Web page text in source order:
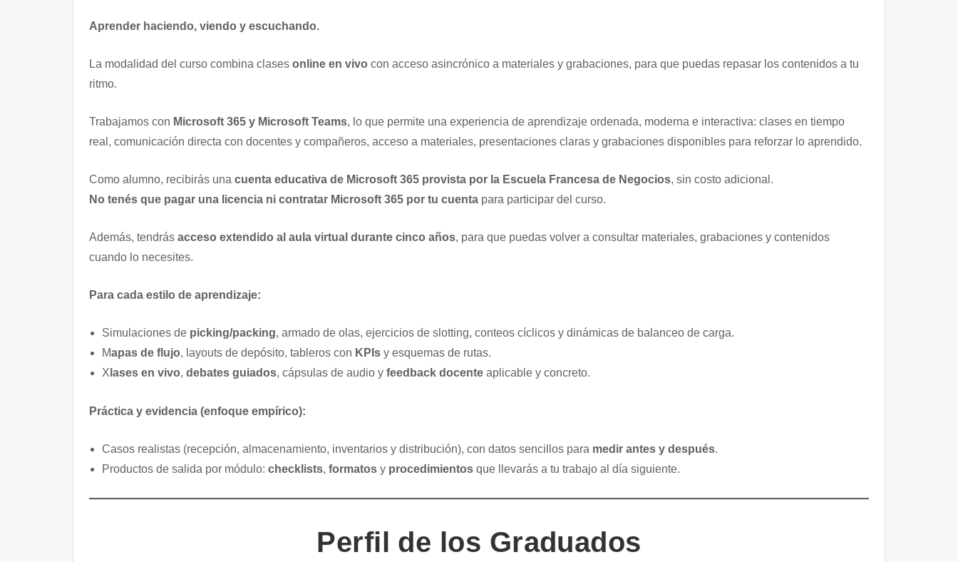
Aprender haciendo, viendo y escuchando.
La modalidad del curso combina clases online en vivo con acceso asincrónico a materiales y grabaciones, para que puedas repasar los contenidos a tu
ritmo.
Trabajamos con Microsoft 365 y Microsoft Teams, lo que permite una experiencia de aprendizaje ordenada, moderna e interactiva: clases en tiempo
real, comunicación directa con docentes y compañeros, acceso a materiales, presentaciones claras y grabaciones disponibles para reforzar lo aprendido.
Como alumno, recibirás una cuenta educativa de Microsoft 365 provista por la Escuela Francesa de Negocios, sin costo adicional.
No tenés que pagar una licencia ni contratar Microsoft 365 por tu cuenta para participar del curso.
Además, tendrás acceso extendido al aula virtual durante cinco años, para que puedas volver a consultar materiales, grabaciones y contenidos
cuando lo necesites.
Para cada estilo de aprendizaje:
Simulaciones de picking/packing, armado de olas, ejercicios de slotting, conteos cíclicos y dinámicas de balanceo de carga.
Mapas de flujo, layouts de depósito, tableros con KPIs y esquemas de rutas.
X lases en vivo, debates guiados, cápsulas de audio y feedback docente aplicable y concreto.
Práctica y evidencia (enfoque empírico):
Casos realistas (recepción, almacenamiento, inventarios y distribución), con datos sencillos para medir antes y después.
Productos de salida por módulo: checklists, formatos y procedimientos que llevarás a tu trabajo al día siguiente.
Perfil de los Graduados